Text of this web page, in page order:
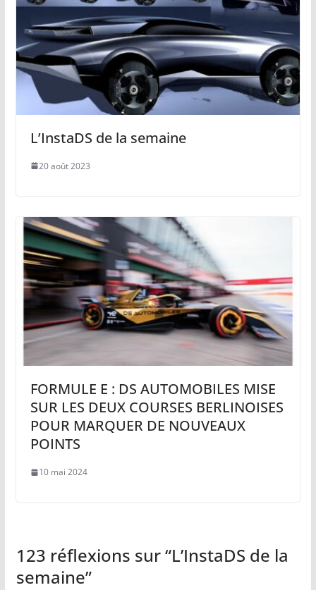
L’InstaDS de la semaine
20 août 2023
FORMULE E : DS AUTOMOBILES MISE
SUR LES DEUX COURSES BERLINOISES
POUR MARQUER DE NOUVEAUX
POINTS
10 mai 2024
123 réflexions sur “L’InstaDS de la
semaine”